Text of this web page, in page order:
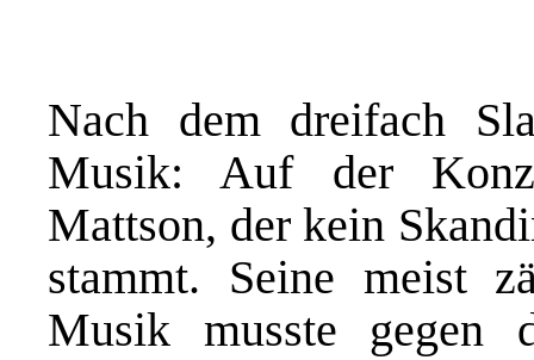
Nach dem dreifach
Musik: Auf der
Mattson, der kein
stammt. Seine meist
Musik musste gegen